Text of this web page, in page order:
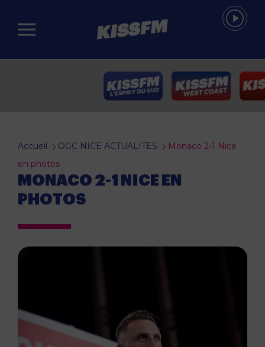
Passer au contenu principal
Accueil OGC NICE ACTUALITES
Monaco 2-1 Nice
en photos
MONACO 2-1 NICE EN
PHOTOS